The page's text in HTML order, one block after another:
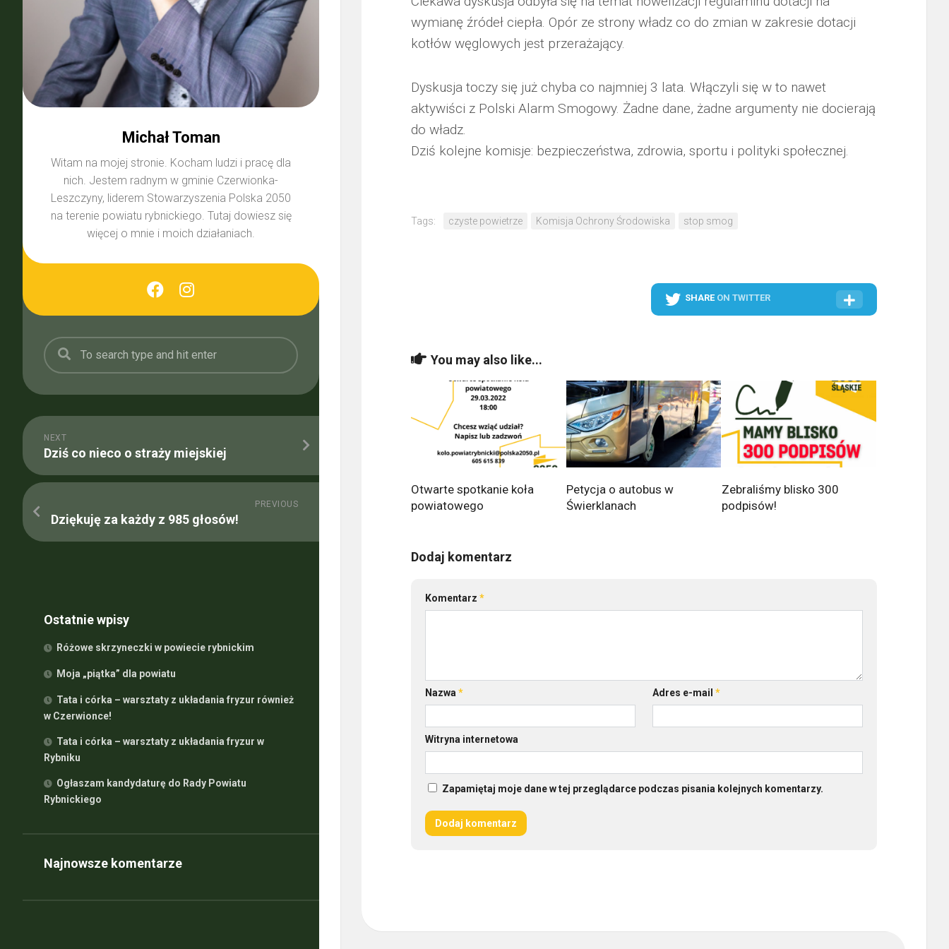
Michał Toman
Witam na mojej stronie. Kocham ludzi i pracę dla
nich. Jestem radnym w gminie Czerwionka-
Leszczyny, liderem Stowarzyszenia Polska 2050
na terenie powiatu rybnickiego. Tutaj dowiesz się
więcej o mnie i moich działaniach.
NEXT
Dziś co nieco o straży miejskiej
PREVIOUS
Dziękuję za każdy z 985 głosów!
Ostatnie wpisy
Różowe skrzyneczki w powiecie rybnickim
Moja „piątka” dla powiatu
Tata i córka – warsztaty z układania fryzur również
w Czerwionce!
Tata i córka – warsztaty z układania fryzur w
Rybniku
Ogłaszam kandydaturę do Rady Powiatu
Rybnickiego
Najnowsze komentarze
JARS
SP.
O.O.
SP.
Z
O.O.
wymianę źródeł ciepła. Opór ze strony władz co do zmian w zakresie dotacji
kotłów węglowych jest przerażający.
Dyskusja toczy się już chyba co najmniej 3 lata. Włączyli się w to nawet
aktywiści z Polski Alarm Smogowy. Żadne dane, żadne argumenty nie docierają
do władz.
Dziś kolejne komisje: bezpieczeństwa, zdrowia, sportu i polityki społecznej.
Tags: czyste powietrze Komisja Ochrony Środowiska stop smog
SHARE ON TWITTER
You may also like...
Otwarte spotkanie koła
powiatowego
Petycja o autobus w
Świerklanach
Zebraliśmy blisko 300
podpisów!
Dodaj komentarz
Komentarz *
Nazwa* Adres e-mail*
Witryna internetowa
Zapamiętaj moje dane w tej przeglądarce podczas pisania kolejnych komentarzy.